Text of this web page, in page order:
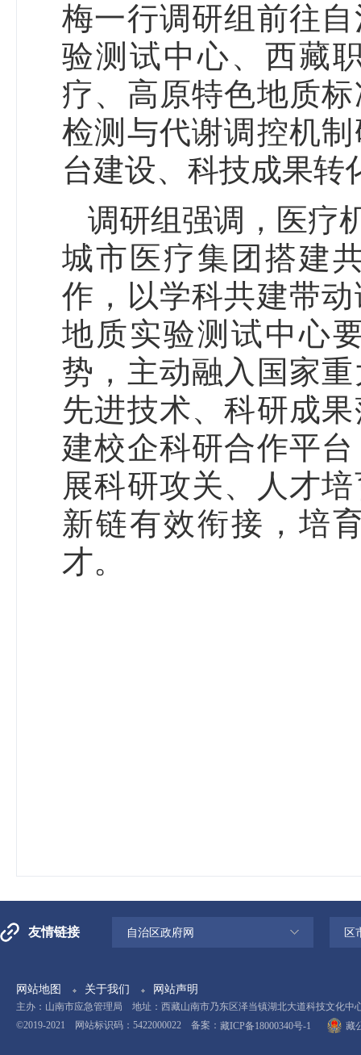
梅一行调研组前往
验测试中心、西藏
疗、高原特色地质
检测与代谢调控机
台建设、科技成果转
调研组强调，医疗
城市医疗集团搭建
作，以学科共建带
地质实验测试中心
势，主动融入国家
先进技术、科研成
建校企科研合作平
展科研攻关、人才
新链有效衔接，培
才。
友情链接 自治区政府网 区
网站地图 关于我们 网站声明
主办：山南市应急管理局 地址：西藏山南市乃东区泽当镇湖北大道科技文化中
©2019-2021 网站标识码：5422000022 备案： 藏ICP备18000340号-1 藏